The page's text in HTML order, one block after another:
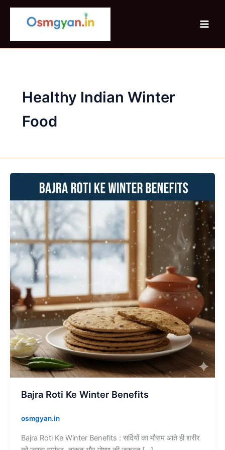
Skip
Healthy Indian Winter
Food
Bajra Roti Ke Winter Benefits
osmgyan.in
Bajra Roti Ke Winter Benefits : सर्दियों का मौसम आते ही शरीर
Ke
Winter
Benefits